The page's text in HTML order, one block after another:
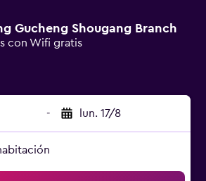
Gucheng Shougang Branch
con Wifi gratis
- lun. 17/8